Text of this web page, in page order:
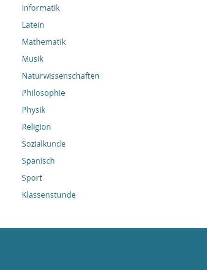
Informatik
Latein
Mathematik
Musik
Naturwissenschaften
Philosophie
Physik
Religion
Sozialkunde
Spanisch
Sport
Klassenstunde